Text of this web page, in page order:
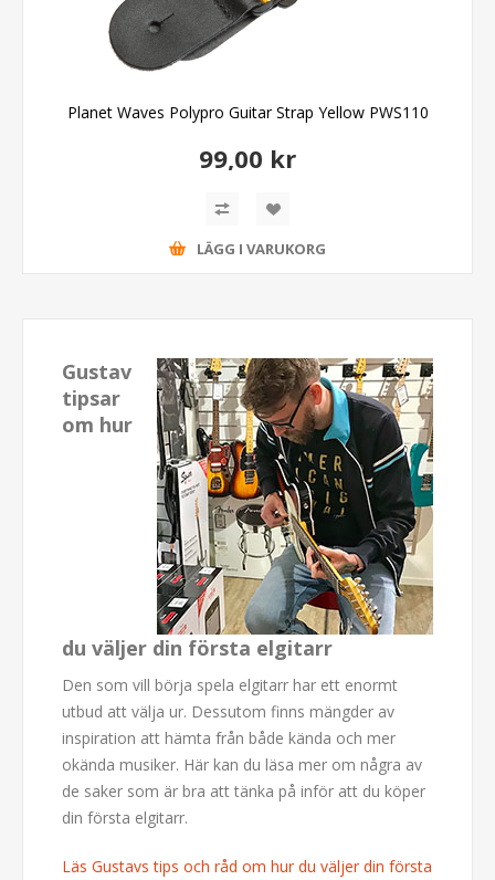
Planet Waves Polypro Guitar Strap Yellow PWS110
99,00 kr
LÄGG I VARUKORG
Gustav
tipsar
om hur
du väljer din första elgitarr
Den som vill börja spela elgitarr har ett enormt
utbud att välja ur. Dessutom finns mängder av
inspiration att hämta från både kända och mer
okända musiker. Här kan du läsa mer om några av
de saker som är bra att tänka på inför att du köper
din första elgitarr.
Läs Gustavs tips och råd om hur du väljer din första